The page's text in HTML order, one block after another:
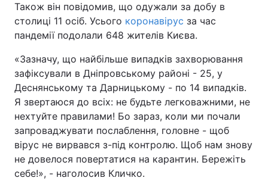
Також він повідомив, що одужали за добу в
столиці 11 осіб. Усього коронавірус за час
пандемії подолали 648 жителів Києва.
«Зазначу, що найбільше випадків захворювання
зафіксували в Дніпровському районі - 25, у
Деснянському та Дарницькому - по 14 випадків.
Я звертаюся до всіх: не будьте легковажними, не
нехтуйте правилами! Бо зараз, коли ми почали
запроваджувати послаблення, головне - щоб
вірус не вирвався з-під контролю. Щоб нам знову
не довелося повертатися на карантин. Бережіть
себе!», - наголосив Кличко.